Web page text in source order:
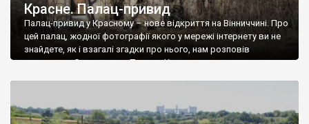
Красне. Палац-привид
Палац-привид у Красному – нове відкриття на Вінниччині. Про
цей палац, жодної фотографії якого у мережі інтернету ви не
знайдете, як і взагалі згадки про нього, нам розповів
мешканець Самгородка. Палац у Красному вразив не лише